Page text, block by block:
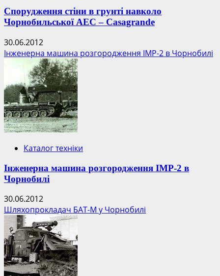
Спорудження стіни в грунті навколо
Чорнобильської АЕС – Casagrande
30.06.2012
Інженерна машина розгородження ІМР-2 в Чорнобилі
Каталог техніки
Інженерна машина розгородження ІМР-2 в
Чорнобилі
30.06.2012
Шляхопрокладач БАТ-М у Чорнобилі